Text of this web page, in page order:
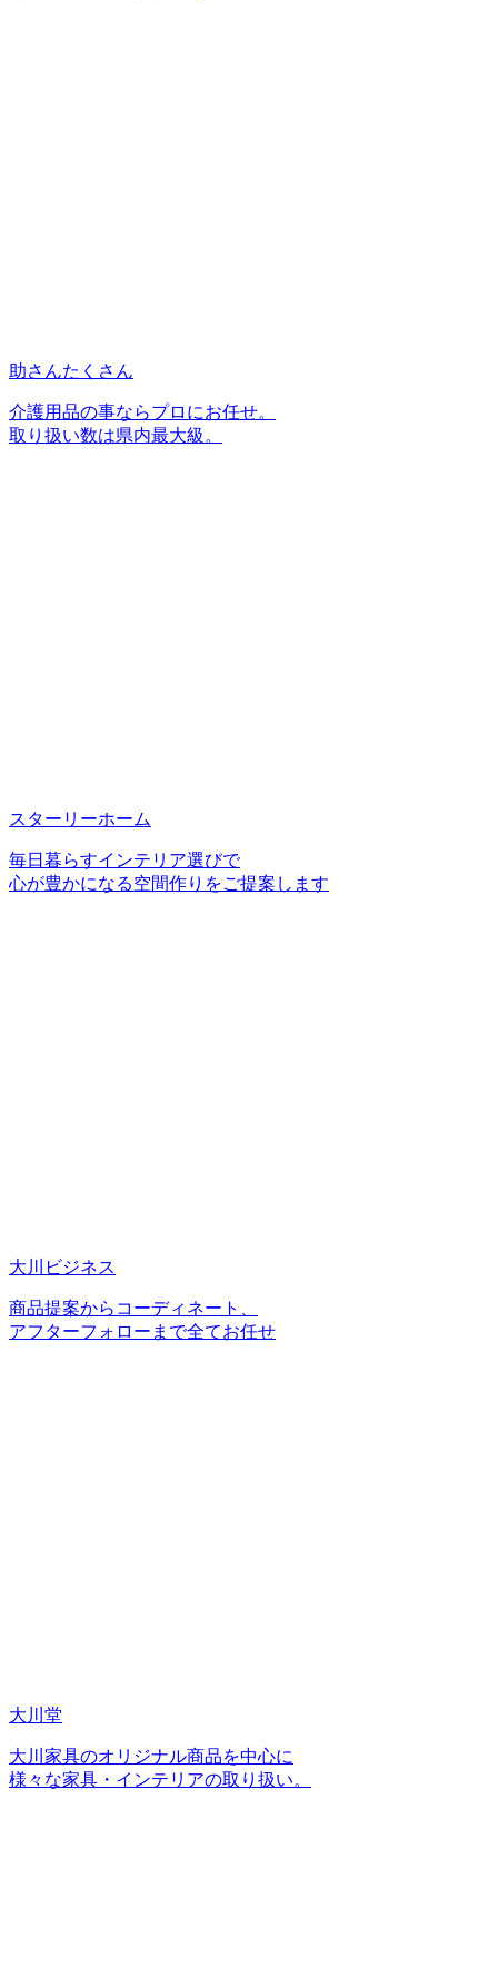
助さんたくさん
介護用品の事ならプロにお任せ。
取り扱い数は県内最大級。
スターリーホーム
毎日暮らすインテリア選びで
心が豊かになる空間作りをご提案します
大川ビジネス
商品提案からコーディネート、
アフターフォローまで全てお任せ
大川堂
大川家具のオリジナル商品を中心に
様々な家具・インテリアの取り扱い。